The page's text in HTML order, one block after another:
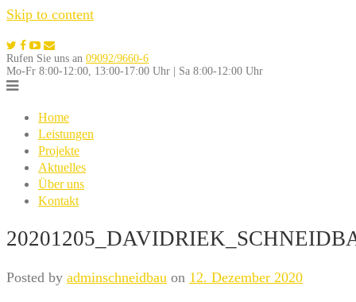
Skip to content
Rufen Sie uns an 09092/9660-6
Mo-Fr 8:00-12:00, 13:00-17:00 Uhr | Sa 8:00-12:00 Uhr
Home
Leistungen
Projekte
Aktuelles
Über uns
Kontakt
Posted by adminschneidbau on 12. Dezember 2020